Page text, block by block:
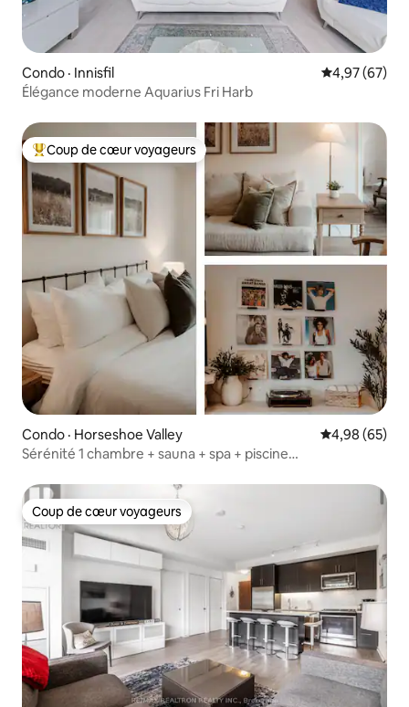
Condo · Innisfil Note
4,97 (67)
Élégance moderne Aquarius Fri Harb
Coup de cœur voyageurs parmi les plus aimés
Coup de cœur voyageurs
Condo · Horseshoe Valley Note
4,98 (65)
Sérénité 1 chambre + sauna + spa + piscine
Coup de cœur voyageurs
Coup de cœur voyageurs